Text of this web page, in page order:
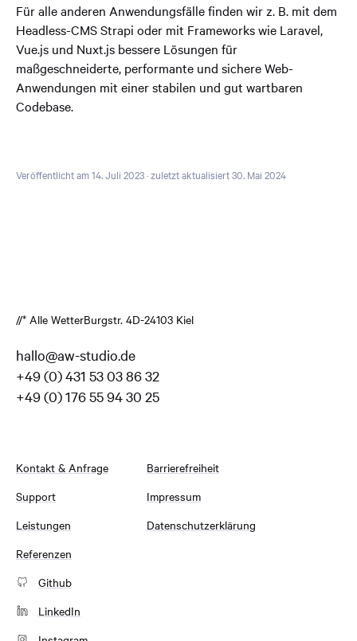
Für alle anderen Anwendungsfälle finden wir z. B. mit dem
Headless-CMS Strapi oder mit Frameworks wie Laravel,
Vue.js und Nuxt.js bessere Lösungen für
maßgeschneiderte, performante und sichere Web-
Anwendungen mit einer stabilen und gut wartbaren
Codebase.
Veröffentlicht am 14. Juli 2023· zuletzt aktualisiert 30. Mai 2024
//* Alle WetterBurgstr. 4D-24103 Kiel
hallo@aw-studio.de
+49 (0) 431 53 03 86 32
+49 (0) 176 55 94 30 25
Kontakt & Anfrage
Support
Leistungen
Referenzen
Barrierefreiheit
Impressum
Datenschutzerklärung
Github
LinkedIn